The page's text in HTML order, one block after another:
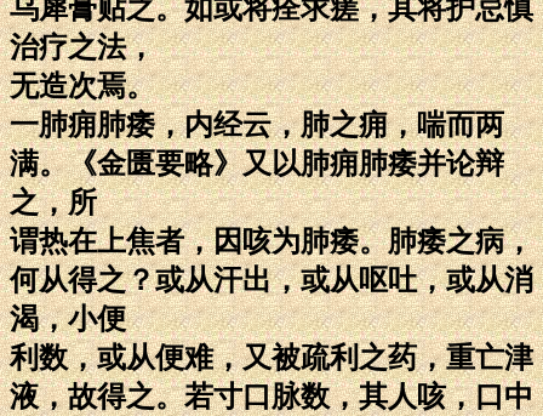
乌犀膏贴之。如或将痊求瘥，其将护忌慎
治疗之法，
无造次焉。
一肺痈肺痿，内经云，肺之痈，喘而两
满。《金匮要略》又以肺痈肺痿并论辩
之，所
谓热在上焦者，因咳为肺痿。肺痿之病，
何从得之？或从汗出，或从呕吐，或从消
渴，小便
利数，或从便难，又被疏利之药，重亡津
液，故得之。若寸口脉数，其人咳，口中